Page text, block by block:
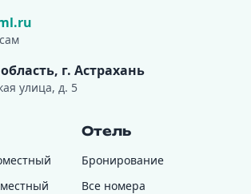
г. Астрахань
улица, д. 5
Отель
Бронирование
Все номера